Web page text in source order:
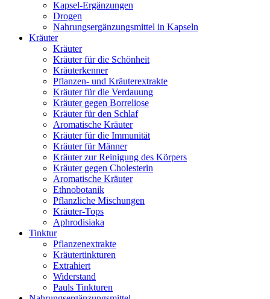
Kapsel-Ergänzungen
Drogen
Nahrungsergänzungsmittel in Kapseln
Kräuter
Kräuter
Kräuter für die Schönheit
Kräuterkenner
Pflanzen- und Kräuterextrakte
Kräuter für die Verdauung
Kräuter gegen Borreliose
Kräuter für den Schlaf
Aromatische Kräuter
Kräuter für die Immunität
Kräuter für Männer
Kräuter zur Reinigung des Körpers
Kräuter gegen Cholesterin
Aromatische Kräuter
Ethnobotanik
Pflanzliche Mischungen
Kräuter-Tops
Aphrodisiaka
Tinktur
Pflanzenextrakte
Kräutertinkturen
Extrahiert
Widerstand
Pauls Tinkturen